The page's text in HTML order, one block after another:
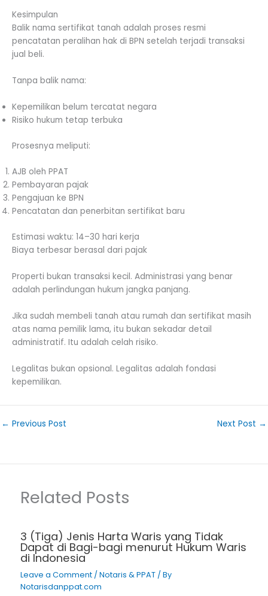
Kesimpulan
Balik nama sertifikat tanah adalah proses resmi
pencatatan peralihan hak di BPN setelah terjadi transaksi
jual beli.
Tanpa balik nama:
Kepemilikan belum tercatat negara
Risiko hukum tetap terbuka
Prosesnya meliputi:
AJB oleh PPAT
Pembayaran pajak
Pengajuan ke BPN
Pencatatan dan penerbitan sertifikat baru
Estimasi waktu: 14–30 hari kerja
Biaya terbesar berasal dari pajak
Properti bukan transaksi kecil. Administrasi yang benar
adalah perlindungan hukum jangka panjang.
Jika sudah membeli tanah atau rumah dan sertifikat masih
atas nama pemilik lama, itu bukan sekadar detail
administratif. Itu adalah celah risiko.
Legalitas bukan opsional. Legalitas adalah fondasi
kepemilikan.
← Previous Post Next Post →
Related Posts
3 (Tiga) Jenis Harta Waris yang Tidak
Dapat di Bagi-bagi menurut Hukum Waris
di Indonesia
Leave a Comment /Notaris & PPAT / By
Notarisdanppat.com